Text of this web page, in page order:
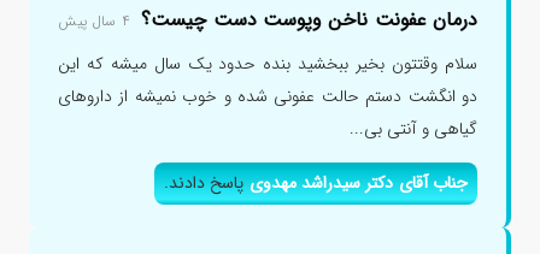
درمان عفونت ناخن وپوست دست چیست؟ ۴ سال پیش
سلام وقتتون بخیر ببخشید بنده حدود یک سال میشه که این
دو انگشت دستم حالت عفونی شده و خوب نمیشه از داروهای
گیاهی و آنتی بی...
جناب آقای دکتر سیدراشد مهدویپاسخ دادند.